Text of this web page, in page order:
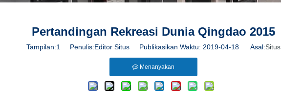
Pertandingan Rekreasi Dunia Qingdao 2015
Tampilan:1 Penulis:Editor Situs Publikasikan Waktu: 2019-04-18 Asal:Situs
Menanyakan